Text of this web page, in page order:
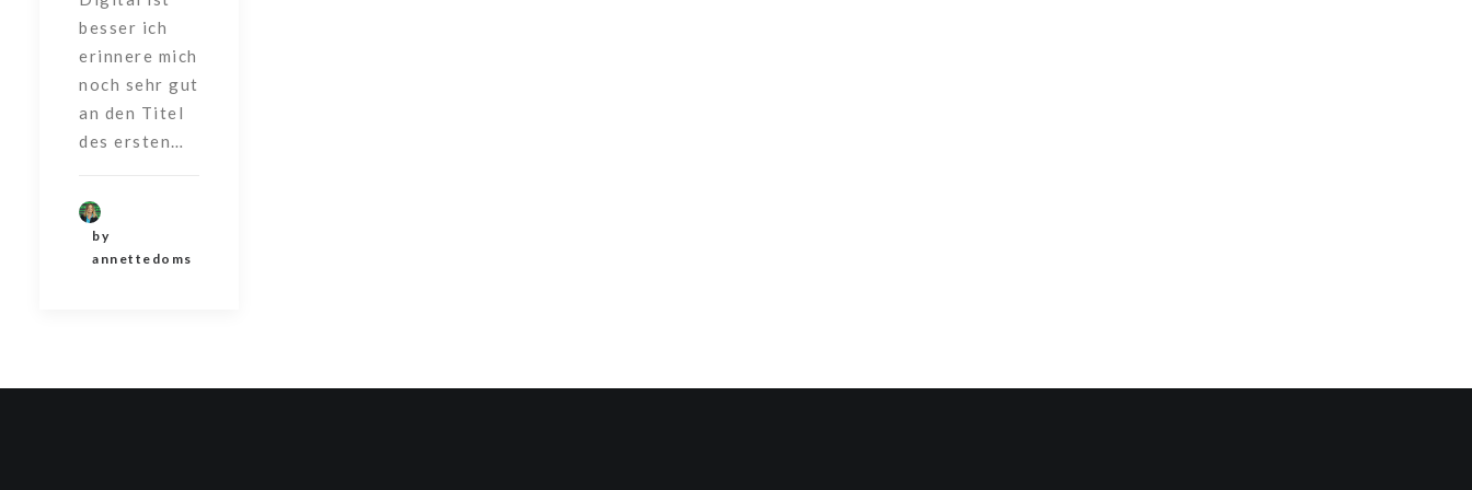
besser ich
erinnere mich
noch sehr gut
an den Titel
des ersten…
by
annettedoms